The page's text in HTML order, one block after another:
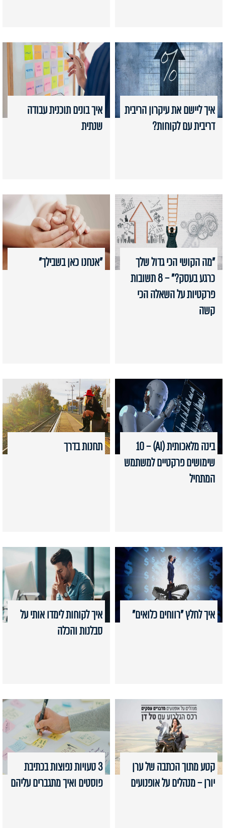
איך ליישם את עיקרון הריבית
דריבית עם לקוחות?
איך בונים תוכנית עבודה
שנתית
"מה הקושי הכי גדול שלך
כרגע בעסק?" – 8 תשובות
פרקטיות על השאלה הכי
קשה
"אנחנו כאן בשבילך"
בינה מלאכותית (AI) – 10
שימושים פרקטיים למשתמש
המתחיל
תחנות בדרך
איך לחלץ "רווחים כלואים"
איך לקוחות לימדו אותי על
סבלנות והכלה
קטע מתוך הכתבה של ערן
יורן – מנהלים על אופנועים
3 טעויות נפוצות בכתיבת
פוסטים ואיך מתגברים עליהם